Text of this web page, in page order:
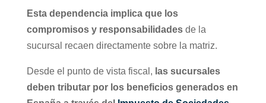
Esta dependencia implica que los
compromisos y responsabilidades de la
sucursal recaen directamente sobre la matriz.
Desde el punto de vista fiscal, las sucursales
deben tributar por los beneficios generados en